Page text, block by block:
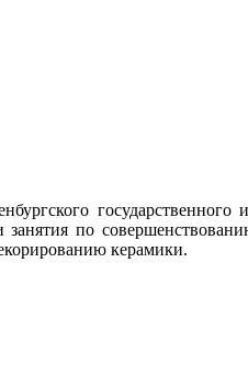
занятия по
керамики.